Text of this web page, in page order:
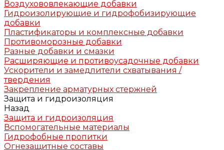
Воздухововлекающие добавки
Гидроизолирующие и гидрофобизирующие
добавки
Пластификаторы и комплексные добавки
Противоморозные добавки
Разные добавки и смазки
Расширяющие и противоусадочные добавки
Ускорители и замедлители схватывания /
твердения
Закрепление арматурных стержней
Защита и гидроизоляция
Назад
Защита и гидроизоляция
Вспомогательные материалы
Гидрофобные пропитки
Огнезащитные составы